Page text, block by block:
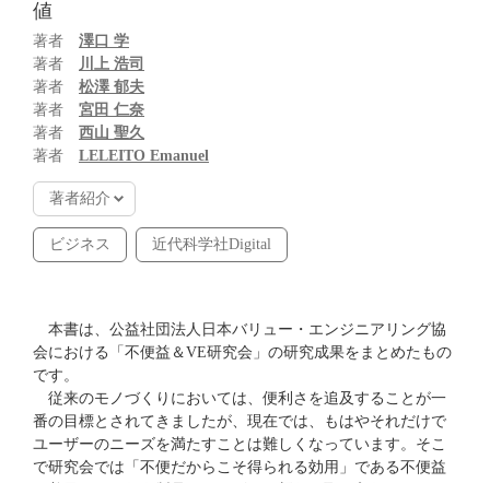
値
著者 澤口 学
著者
川上 浩司
著者 松澤 郁夫
著者 宮田 仁奈
著者 西山 聖久
著者 LELEITO Emanuel
著者紹介
ビジネス 近代科学社Digital
本書は、公益社団法人日本バリュー・エンジニアリング協
会における「不便益＆VE研究会」の研究成果をまとめたもの
です。
従来のモノづくりにおいては、便利さを追及することが一
番の目標とされてきましたが、現在では、もはやそれだけで
ユーザーのニーズを満たすことは難しくなっています。そこ
で研究会では「不便だからこそ得られる効用」である不便益